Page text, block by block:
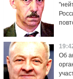
Об